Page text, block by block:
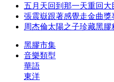
五月天回到那一天重回
張震嶽跟著感覺走金曲
周杰倫太陽之子珍藏黑膠
黑膠市集
音樂類型
華語
東洋